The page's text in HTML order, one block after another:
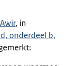
, in
onderdeel b,